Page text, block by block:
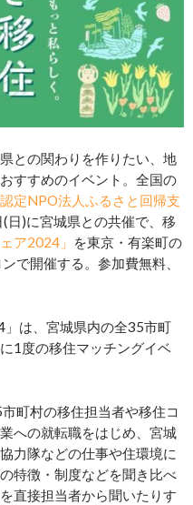
との関わりを作りたい、地
すすめのイベント。全国の
認定NPO法人ふるさと回帰支
日)に宮城県との共催で、移
ア2024」
を東京・有楽町の
で開催する。参加費無料、
は、宮城県内の全35市町
1度の移住マッチングイベ
町村の移住担当者や移住コ
への就転職をはじめ、宮城
力隊などの仕事や住環境に
特徴・制度などを聞き比べ
直接担当者から聞いたりす